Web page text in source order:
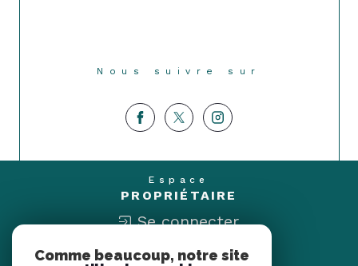
Nous suivre sur
Espace
PROPRIÉTAIRE
Se connecter
Nous
Comme beaucoup, notre site